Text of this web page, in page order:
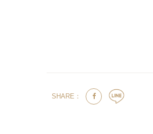
SHARE：